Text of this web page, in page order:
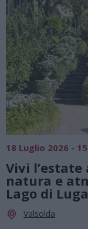
18 Luglio 2026 -
Vivi l’estate
natura e
Lago di
Valsolda